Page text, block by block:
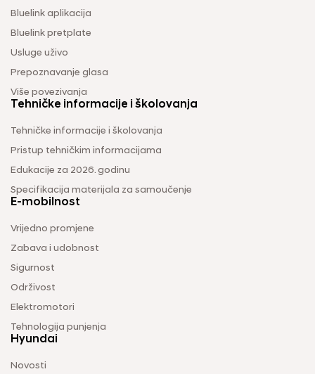
Bluelink aplikacija
Bluelink pretplate
Usluge uživo
Prepoznavanje glasa
Više povezivanja
Tehničke informacije i školovanja
Tehničke informacije i školovanja
Pristup tehničkim informacijama
Edukacije za 2026. godinu
Specifikacija materijala za samoučenje
E-mobilnost
Vrijedno promjene
Zabava i udobnost
Sigurnost
Održivost
Elektromotori
Tehnologija punjenja
Hyundai
Novosti